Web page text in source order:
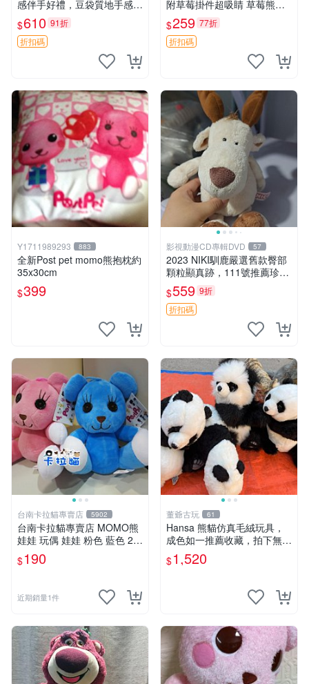
感伴手好禮，豆袋質地手感
佳，抱枕小熊 recom 推薦 白
色豆袋 玩具
$610 91折
折扣碼
附草莓掛件超吸睛 草莓熊手
提包 草莓掛件 可愛portunes
e
$259 77折
折扣碼
Y1711989293 883
全新Post pet momo熊抱枕約
35x30cm
$399
影視動漫CD專輯DVD 57
2023 NIKI馴鹿嚴選舊款臀部
顆粒顯真跡，111號推薦珍藏
品 馴鹿 舊款 尾巴顆粒
$559 9折
折扣碼
台南卡拉貓專賣店 5902
台南卡拉貓專賣店 MOMO熊
娃娃 玩偶 娃娃 粉色 藍色 2色
分售
$190
近期銷量1件
董爺古玩 61
Hansa 熊貓仿真毛絨玩具，
成色如一推薦收藏，拍下無疑
心 熊貓 毛絨玩具 收藏
$1,520